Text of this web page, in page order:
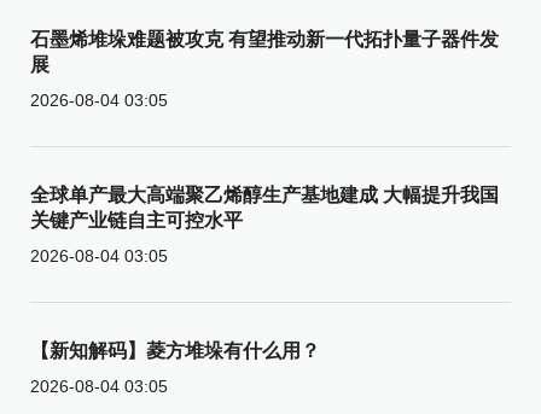
石墨烯堆垛难题被攻克 有望推动新一代拓扑量子器件发
展
2026-08-04 03:05
全球单产最大高端聚乙烯醇生产基地建成 大幅提升我国
关键产业链自主可控水平
2026-08-04 03:05
【新知解码】菱方堆垛有什么用？
2026-08-04 03:05